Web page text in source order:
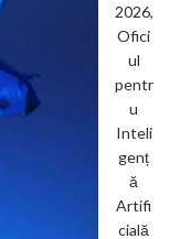
2026,
Ofici
ul
pentr
u
Inteli
genț
ă
Artifi
cială